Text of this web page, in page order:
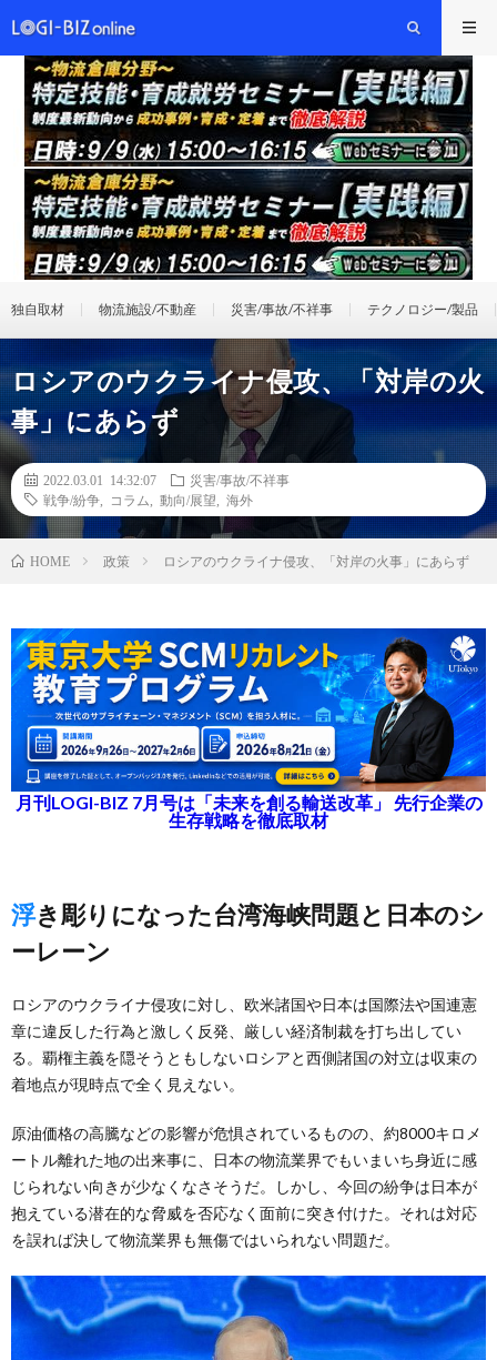
独自取材 物流施設/不動産 災害/事故/不祥事 テクノロジー/製品
ロシアのウクライナ侵攻、「対岸の火
事」にあらず
2022.03.01 14:32:07
災害/事故/不祥事
戦争/紛争
コラム 動向/展望 海外
HOME 政策 ロシアのウクライナ侵攻、「対岸の火事」にあらず
月刊LOGI-BIZ 7月号は「未来を創る輸送改革」 先行企業の
生存戦略を徹底取材
浮き彫りになった台湾海峡問題と日本のシ
ーレーン
ロシアのウクライナ侵攻に対し、欧米諸国や日本は国際法や国連憲
章に違反した行為と激しく反発、厳しい経済制裁を打ち出してい
る。覇権主義を隠そうともしないロシアと西側諸国の対立は収束の
着地点が現時点で全く見えない。
原油価格の高騰などの影響が危惧されているものの、約8000キロメ
ートル離れた地の出来事に、日本の物流業界でもいまいち身近に感
じられない向きが少なくなさそうだ。しかし、今回の紛争は日本が
抱えている潜在的な脅威を否応なく面前に突き付けた。それは対応
を誤れば決して物流業界も無傷ではいられない問題だ。